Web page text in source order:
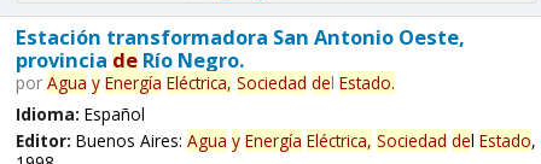
Estación transformadora San Antonio Oeste,
provincia deRío Negro.
por Agua y Energía Eléctrica, Sociedad del Estado.
Idioma: Español
Editor: Buenos Aires: Agua y Energía Eléctrica, Sociedad del Estado,